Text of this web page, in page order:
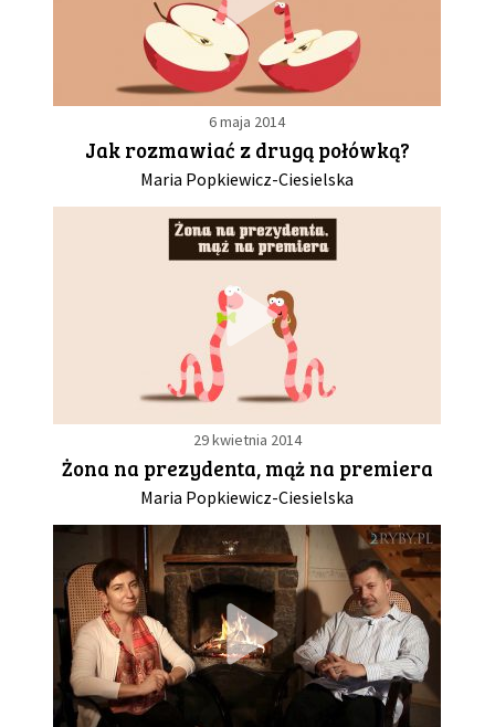
6 maja 2014
Jak rozmawiać z drugą połówką?
Maria Popkiewicz-Ciesielska
29 kwietnia 2014
Żona na prezydenta, mąż na premiera
Maria Popkiewicz-Ciesielska